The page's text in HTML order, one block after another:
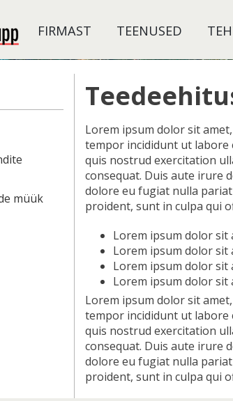
FIRMAST TEENUSED
müük
Lorem ipsum dolor sit
tempor incididunt ut labore
quis nostrud exercitation
consequat. Duis aute irure
dolore eu fugiat nulla
proident, sunt in culpa qui
Lorem ipsum dolor sit
Lorem ipsum dolor sit
Lorem ipsum dolor sit
Lorem ipsum dolor sit
Lorem ipsum dolor sit
tempor incididunt ut labore
quis nostrud exercitation
consequat. Duis aute irure
dolore eu fugiat nulla
proident, sunt in culpa qui